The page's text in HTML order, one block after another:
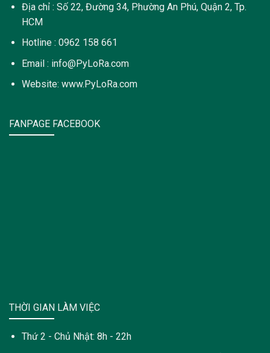
Địa chỉ : Số 22, Đường 34, Phường An Phú, Quận 2, Tp.
HCM
Hotline : 0962 158 661
Email : info@PyLoRa.com
Website: www.PyLoRa.com
FANPAGE FACEBOOK
THỜI GIAN LÀM VIỆC
Thứ 2 - Chủ Nhật: 8h - 22h